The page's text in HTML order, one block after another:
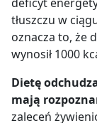
tłuszczu w
oznacza to, że
wynosił 1000
Dietę
mają
zaleceń